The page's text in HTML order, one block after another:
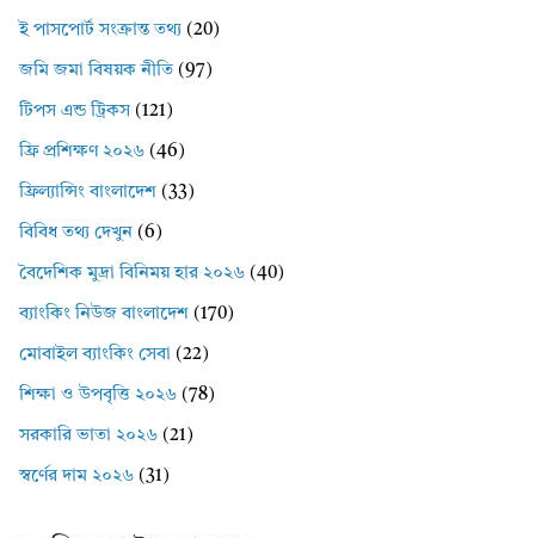
ই পাসপোর্ট সংক্রান্ত তথ্য (20)
জমি জমা বিষয়ক নীতি (97)
টিপস এন্ড ট্রিকস (121)
ফ্রি প্রশিক্ষণ ২০২৬ (46)
ফ্রিল্যান্সিং বাংলাদেশ (33)
বিবিধ তথ্য দেখুন (6)
বৈদেশিক মুদ্রা বিনিময় হার ২০২৬ (40)
ব্যাংকিং নিউজ বাংলাদেশ (170)
মোবাইল ব্যাংকিং সেবা (22)
শিক্ষা ও উপবৃত্তি ২০২৬ (78)
সরকারি ভাতা ২০২৬ (21)
স্বর্ণের দাম ২০২৬ (31)